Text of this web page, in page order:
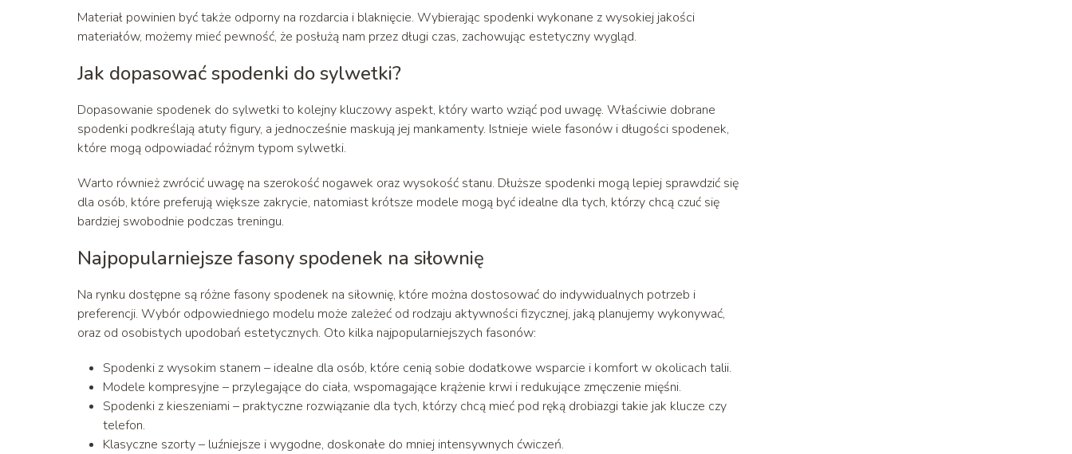
Materiał powinien być także odporny na rozdarcia i blaknięcie. Wybierając spodenki wykonane z wysokiej jakości
materiałów, możemy mieć pewność, że posłużą nam przez długi czas, zachowując estetyczny wygląd.
Jak dopasować spodenki do sylwetki?
Dopasowanie spodenek do sylwetki to kolejny kluczowy aspekt, który warto wziąć pod uwagę. Właściwie dobrane
spodenki podkreślają atuty figury, a jednocześnie maskują jej mankamenty. Istnieje wiele fasonów i długości spodenek,
które mogą odpowiadać różnym typom sylwetki.
Warto również zwrócić uwagę na szerokość nogawek oraz wysokość stanu. Dłuższe spodenki mogą lepiej sprawdzić się
dla osób, które preferują większe zakrycie, natomiast krótsze modele mogą być idealne dla tych, którzy chcą czuć się
bardziej swobodnie podczas treningu.
Najpopularniejsze fasony spodenek na siłownię
Na rynku dostępne są różne fasony spodenek na siłownię, które można dostosować do indywidualnych potrzeb i
preferencji. Wybór odpowiedniego modelu może zależeć od rodzaju aktywności fizycznej, jaką planujemy wykonywać,
oraz od osobistych upodobań estetycznych. Oto kilka najpopularniejszych fasonów:
Spodenki z wysokim stanem – idealne dla osób, które cenią sobie dodatkowe wsparcie i komfort w okolicach talii.
Modele kompresyjne – przylegające do ciała, wspomagające krążenie krwi i redukujące zmęczenie mięśni.
Spodenki z kieszeniami – praktyczne rozwiązanie dla tych, którzy chcą mieć pod ręką drobiazgi takie jak klucze czy
telefon.
Klasyczne szorty – luźniejsze i wygodne, doskonałe do mniej intensywnych ćwiczeń.